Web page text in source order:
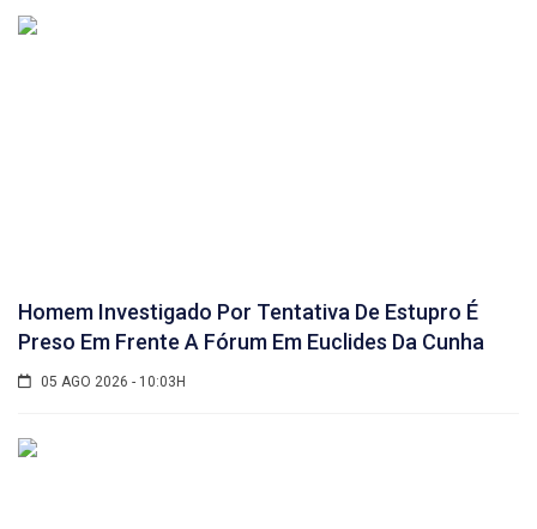
Homem Investigado Por Tentativa De Estupro É
Preso Em Frente A Fórum Em Euclides Da Cunha
05 AGO 2026 - 10:03H